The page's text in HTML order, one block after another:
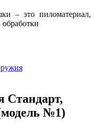
– это пиломатериал,
Стандарт,
№1)